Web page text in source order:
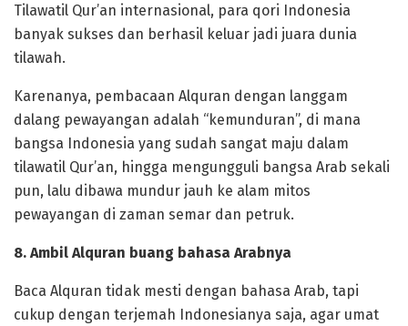
Tilawatil Qur’an internasional, para qori Indonesia
banyak sukses dan berhasil keluar jadi juara dunia
tilawah.
Karenanya, pembacaan Alquran dengan langgam
dalang pewayangan adalah “kemunduran”, di mana
bangsa Indonesia yang sudah sangat maju dalam
tilawatil Qur’an, hingga mengungguli bangsa Arab sekali
pun, lalu dibawa mundur jauh ke alam mitos
pewayangan di zaman semar dan petruk.
8. Ambil Alquran buang bahasa Arabnya
Baca Alquran tidak mesti dengan bahasa Arab, tapi
cukup dengan terjemah Indonesianya saja, agar umat